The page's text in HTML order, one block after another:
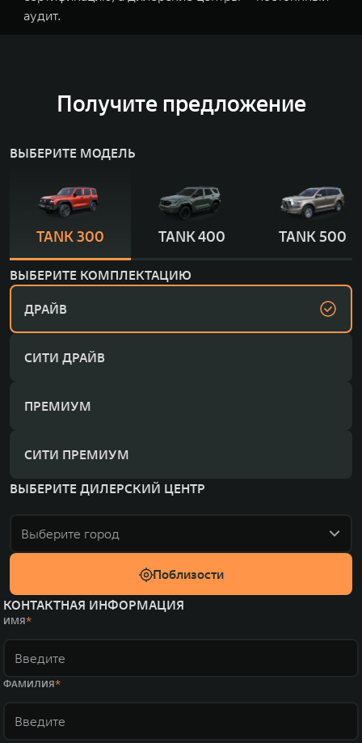
аудит.
Получите предложение
ВЫБЕРИТЕ МОДЕЛЬ
TANK 300 TANK 400 TANK 500
ВЫБЕРИТЕ КОМПЛЕКТАЦИЮ
ДРАЙВ
СИТИ ДРАЙВ
ПРЕМИУМ
СИТИ ПРЕМИУМ
ВЫБЕРИТЕ ДИЛЕРСКИЙ ЦЕНТР
Выберите город
Поблизости
КОНТАКТНАЯ ИНФОРМАЦИЯ
ИМЯ
ФАМИЛИЯ